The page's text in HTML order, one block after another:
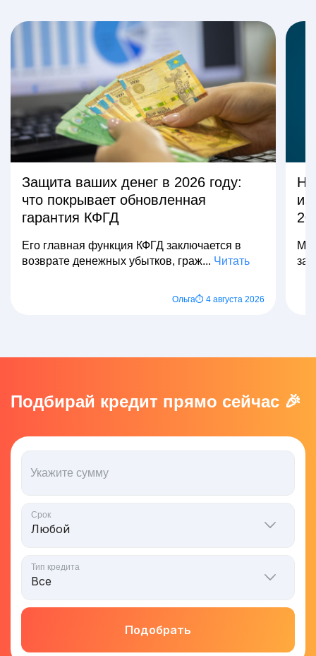
Защита ваших денег в 2026 году:
что покрывает обновленная
гарантия КФГД
Его главная функция КФГД заключается в
возврате денежных убытков, граж... Читать
Ольга⏱ 4 августа 2026
Подбирай кредит прямо сейчас 🎉
Укажите сумму
Срок
Тип кредита
Подобрать